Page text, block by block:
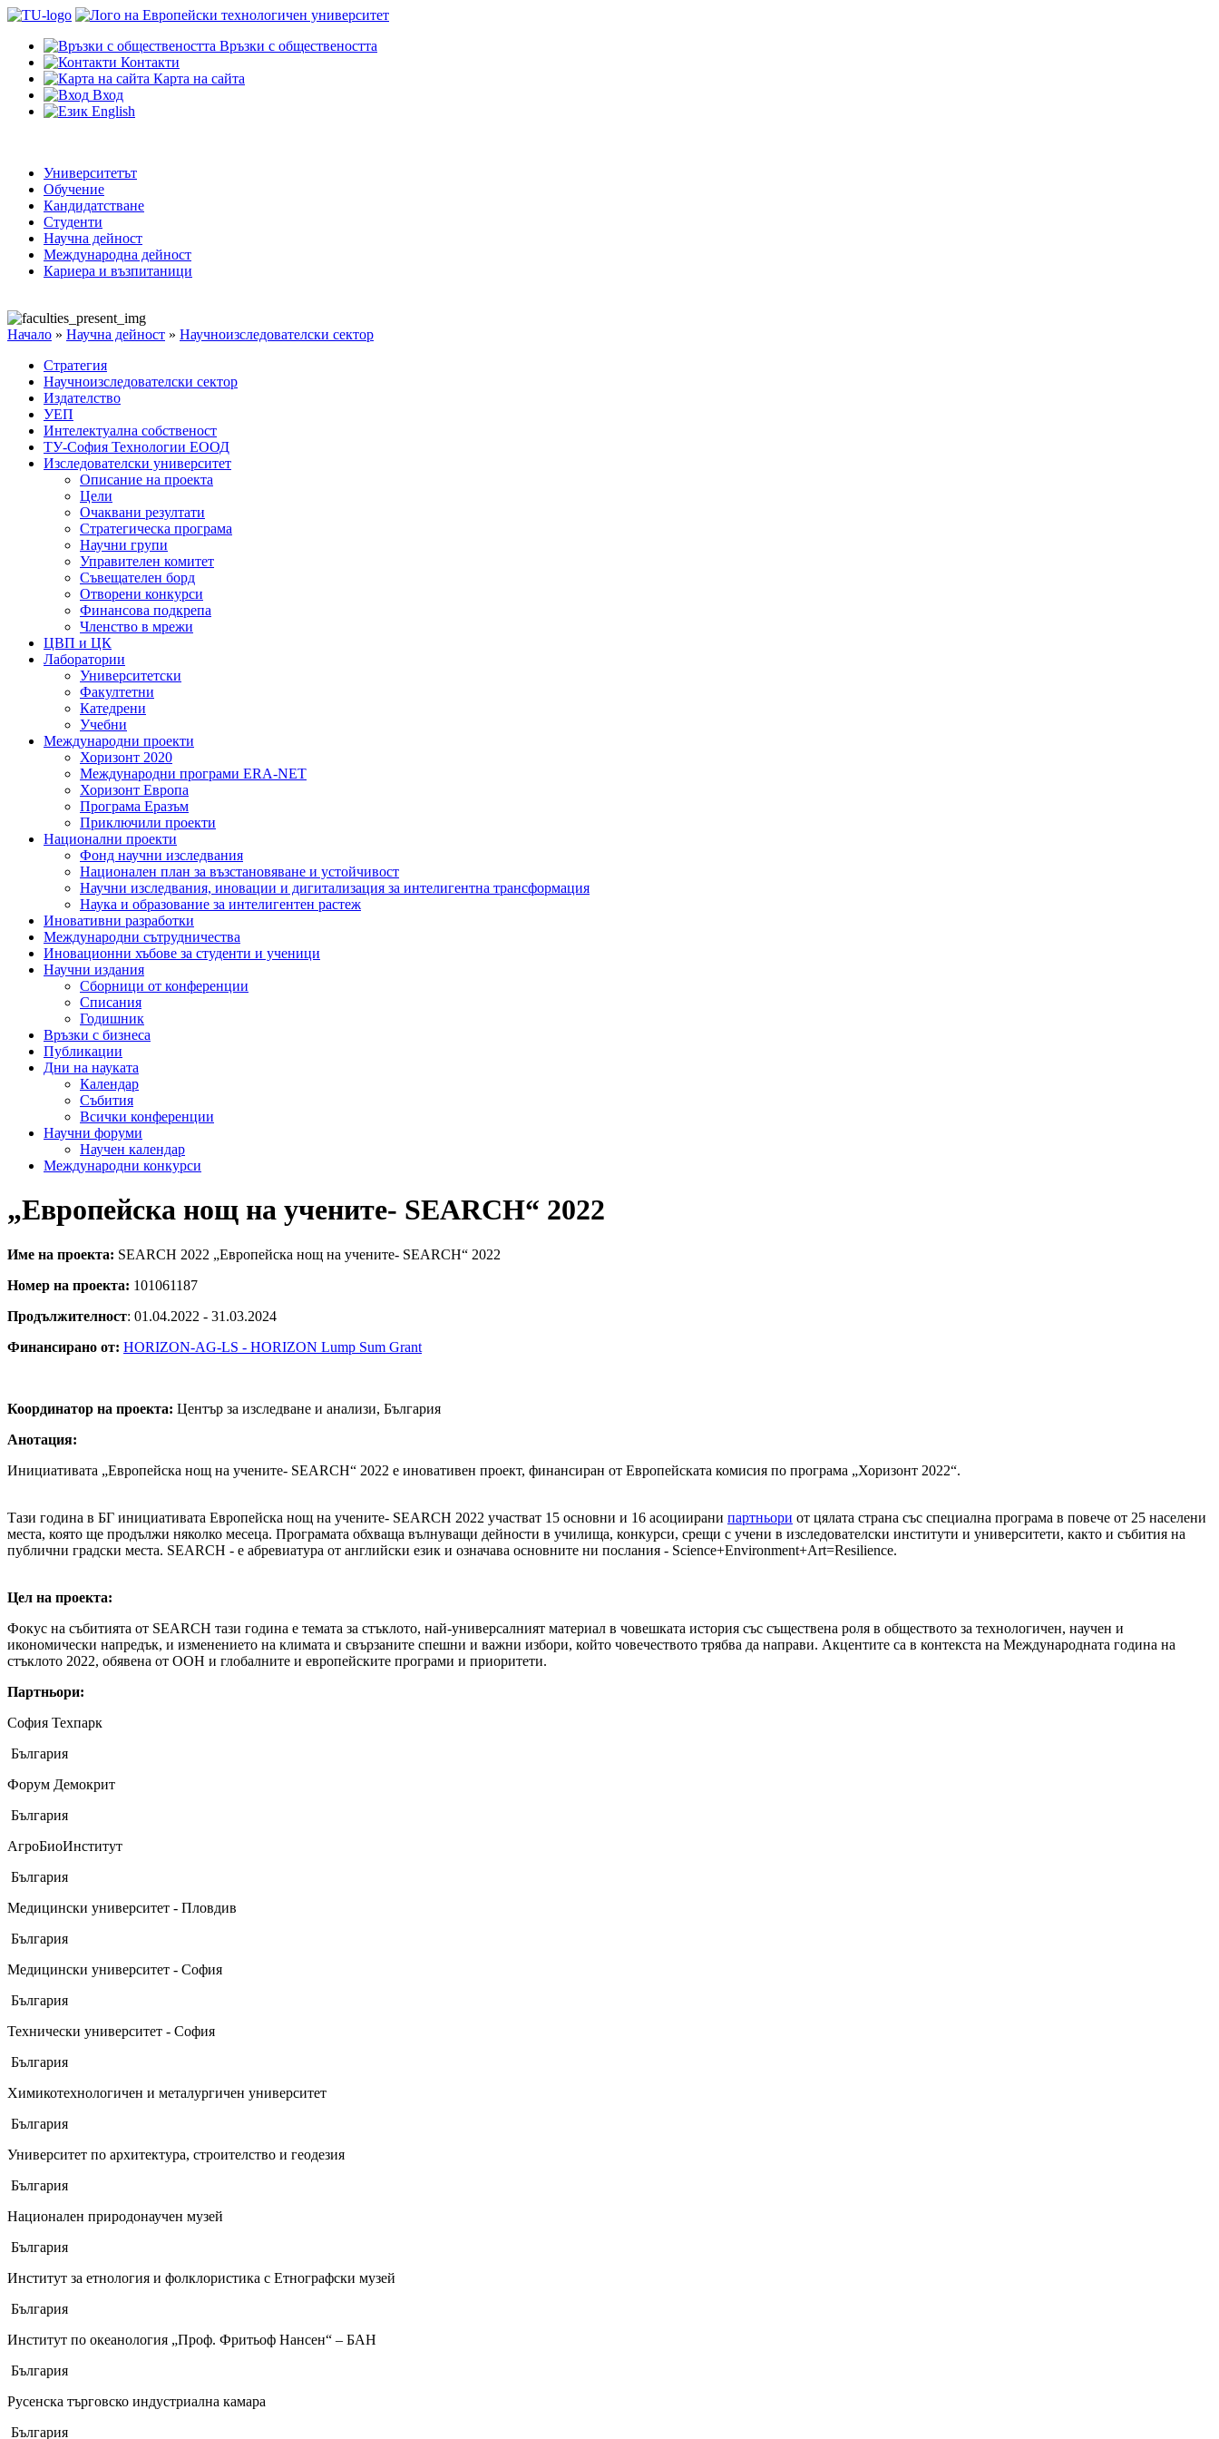
Връзки с обществеността
Контакти
Карта на сайта
Вход
English
Университетът
Обучение
Кандидатстване
Студенти
Научна дейност
Международна дейност
Кариера и възпитаници
Начало » Научна дейност » Научноизследователски сектор
Стратегия
Научноизследователски сектор
Издателство
УЕП
Интелектуална собственост
ТУ-София Технологии ЕООД
Изследователски университет
Описание на проекта
Цели
Очаквани резултати
Стратегическа програма
Научни групи
Управителен комитет
Съвещателен борд
Отворени конкурси
Финансова подкрепа
Членство в мрежи
ЦВП и ЦК
Лаборатории
Университетски
Факултетни
Катедрени
Учебни
Международни проекти
Хоризонт 2020
Международни програми ERA-NET
Хоризонт Европа
Програма Еразъм
Приключили проекти
Национални проекти
Фонд научни изследвания
Национален план за възстановяване и устойчивост
Научни изследвания, иновации и дигитализация за интелигентна трансформация
Наука и образование за интелигентен растеж
Иновативни разработки
Международни сътрудничества
Иновационни хъбове за студенти и ученици
Научни издания
Сборници от конференции
Списания
Годишник
Връзки с бизнеса
Публикации
Дни на науката
Календар
Събития
Всички конференции
Научни форуми
Научен календар
Международни конкурси
„Европейска нощ на учените- SEARCH“ 2022
Име на проекта: SEARCH 2022 „Европейска нощ на учените- SEARCH“ 2022
Номер на проекта: 101061187
Продължителност: 01.04.2022 - 31.03.2024
Финансирано от: HORIZON-AG-LS - HORIZON Lump Sum Grant
Координатор на проекта: Център за изследване и анализи, България
Анотация:
Инициативата „Европейска нощ на учените- SEARCH“ 2022 е иновативен проект, финансиран от Европейската комисия по програма „Хоризонт 2022“.
Тази година в БГ инициативата Европейска нощ на учените- SEARCH 2022 участват 15 основни и 16 асоциирани партньори от цялата страна със специална програма в повече от 25 населени
места, която ще продължи няколко месеца. Програмата обхваща вълнуващи дейности в училища, конкурси, срещи с учени в изследователски институти и университети, както и събития на
публични градски места. SEARCH - е абревиатура от английски език и означава основните ни послания - Science+Environment+Art=Resilience.
Цел на проекта:
Фокус на събитията от SEARCH тази година е темата за стъклото, най-универсалният материал в човешката история със съществена роля в обществото за технологичен, научен и
икономически напредък, и изменението на климата и свързаните спешни и важни избори, който човечеството трябва да направи. Акцентите са в контекста на Международната година на
стъклото 2022, обявена от ООН и глобалните и европейските програми и приоритети.
Партньори:
София Техпарк
България
Форум Демокрит
България
АгроБиоИнститут
България
Медицински университет - Пловдив
България
Медицински университет - София
България
Технически университет - София
България
Химикотехнологичен и металургичен университет
България
Университет по архитектура, строителство и геодезия
България
Национален природонаучен музей
България
Институт за етнология и фолклористика с Етнографски музей
България
Институт по океанология „Проф. Фритьоф Нансен“ – БАН
България
Русенска търговско индустриална камара
България